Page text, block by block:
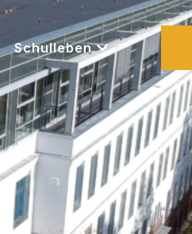
Schulleben